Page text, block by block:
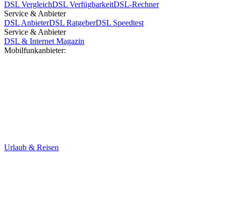
DSL VergleichDSL VerfügbarkeitDSL-Rechner
Service & Anbieter
DSL AnbieterDSL RatgeberDSL Speedtest
Service & Anbieter
DSL & Internet Magazin
Mobilfunkanbieter:
Urlaub & Reisen